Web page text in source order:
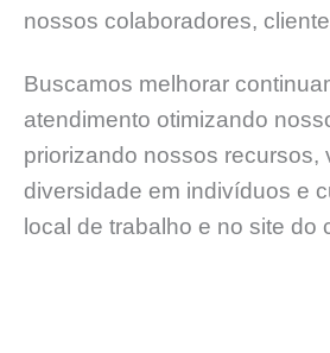
nossos colaboradores,
Buscamos melhorar
atendimento otimizando
priorizando nossos recursos,
diversidade em indivíduos e
local de trabalho e no site do